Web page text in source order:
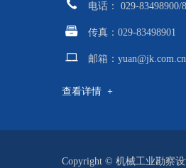
电话： 029-83498900/
传真： 029-83498901
邮箱： yuan@jk.com.cn
查看详情 +
Copyright © 机械工业勘察